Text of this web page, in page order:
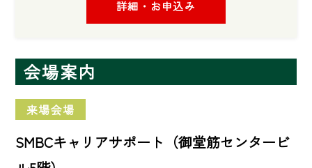
詳細・お申込み
会場案内
来場会場
SMBCキャリアサポート（御堂筋センタービ